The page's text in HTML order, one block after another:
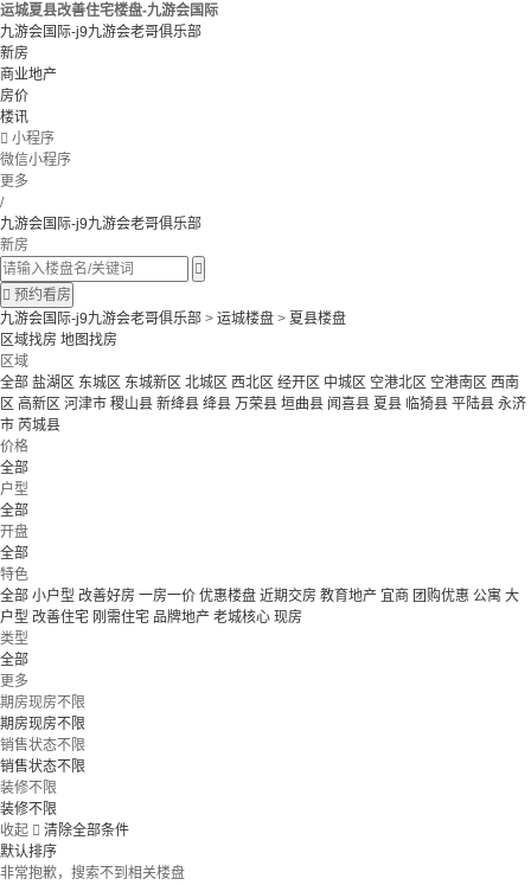
运城夏县改善住宅楼盘-九游会国际
九游会国际-j9九游会老哥俱乐部
新房
商业地产
房价
楼讯
 小程序
微信小程序
更多
/
九游会国际-j9九游会老哥俱乐部
新房

 预约看房
九游会国际-j9九游会老哥俱乐部 > 运城楼盘 > 夏县楼盘
区域找房 地图找房
区域
全部 盐湖区 东城区 东城新区 北城区 西北区 经开区 中城区 空港北区 空港南区 西南
区 高新区 河津市 稷山县 新绛县 绛县 万荣县 垣曲县 闻喜县 夏县 临猗县 平陆县 永济
市 芮城县
价格
全部
户型
全部
开盘
全部
特色
全部 小户型 改善好房 一房一价 优惠楼盘 近期交房 教育地产 宜商 团购优惠 公寓 大
户型 改善住宅 刚需住宅 品牌地产 老城核心 现房
类型
全部
更多
期房现房不限
期房现房不限
销售状态不限
销售状态不限
装修不限
装修不限
收起  清除全部条件
默认排序
非常抱歉，搜索不到相关楼盘